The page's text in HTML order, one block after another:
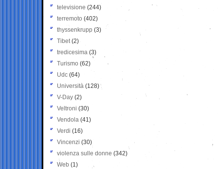
televisione(244)
terremoto (402)
thyssenkrupp (3)
Tibet(2)
tredicesima (3)
Turismo (62)
Udc (64)
Università (128)
V-Day (2)
Veltroni (30)
Vendola (41)
Verdi (16)
Vincenzi (30)
violenza sulle donne (342)
Web (1)